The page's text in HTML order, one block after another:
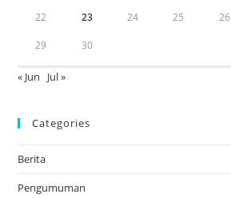
22 23 24 25 26
29 30
« Jun Jul »
Categories
Berita
Pengumuman